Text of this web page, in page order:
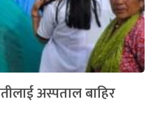
अस्पताल बाहिर